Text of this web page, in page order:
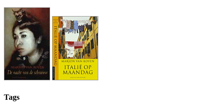
Tags